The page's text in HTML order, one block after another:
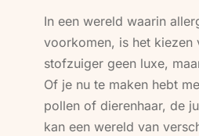
In een wereld waarin
voorkomen, is het kiezen
stofzuiger geen luxe,
Of je nu te maken hebt
pollen of dierenhaar, de
kan een wereld van